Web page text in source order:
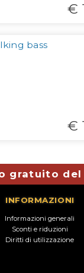
€
bass
€
gratuito del
INFORMAZIONI
Informazioni generali
Sconti e riduzioni
Diritti di utilizzazione